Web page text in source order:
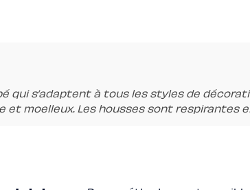
qui s’adaptent à tous les styles de
moelleux. Les housses sont respirantes